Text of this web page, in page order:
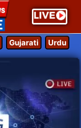
Gujarati Urdu